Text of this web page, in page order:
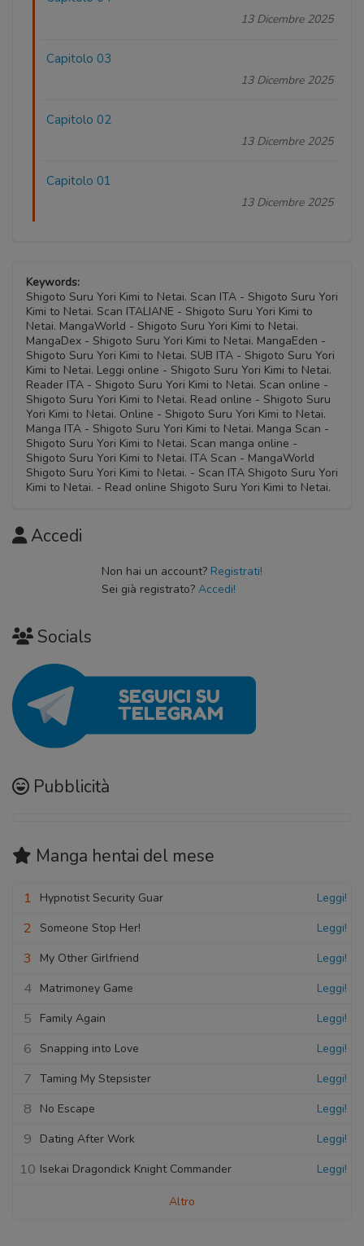
13 Dicembre 2025
Capitolo 03
13 Dicembre 2025
Capitolo 02
13 Dicembre 2025
Capitolo 01
13 Dicembre 2025
Keywords:
Shigoto Suru Yori Kimi to Netai. Scan ITA - Shigoto Suru Yori
Kimi to Netai. Scan ITALIANE - Shigoto Suru Yori Kimi to
Netai. MangaWorld - Shigoto Suru Yori Kimi to Netai.
MangaDex - Shigoto Suru Yori Kimi to Netai. MangaEden -
Shigoto Suru Yori Kimi to Netai. SUB ITA - Shigoto Suru Yori
Kimi to Netai. Leggi online - Shigoto Suru Yori Kimi to Netai.
Reader ITA - Shigoto Suru Yori Kimi to Netai. Scan online -
Shigoto Suru Yori Kimi to Netai. Read online - Shigoto Suru
Yori Kimi to Netai. Online - Shigoto Suru Yori Kimi to Netai.
Manga ITA - Shigoto Suru Yori Kimi to Netai. Manga Scan -
Shigoto Suru Yori Kimi to Netai. Scan manga online -
Shigoto Suru Yori Kimi to Netai. ITA Scan - MangaWorld
Shigoto Suru Yori Kimi to Netai. - Scan ITA Shigoto Suru Yori
Kimi to Netai. - Read online Shigoto Suru Yori Kimi to Netai.
Accedi
Non hai un account? Registrati!
Sei già registrato? Accedi!
Socials
Pubblicità
Manga hentai del mese
1 Hypnotist Security Guar Leggi!
2 Someone Stop Her! Leggi!
3 My Other Girlfriend Leggi!
4 Matrimoney Game Leggi!
5 Family Again Leggi!
6 Snapping into Love Leggi!
7 Taming My Stepsister Leggi!
8 No Escape Leggi!
9 Dating After Work Leggi!
10 Isekai Dragondick Knight Commander Leggi!
Altro